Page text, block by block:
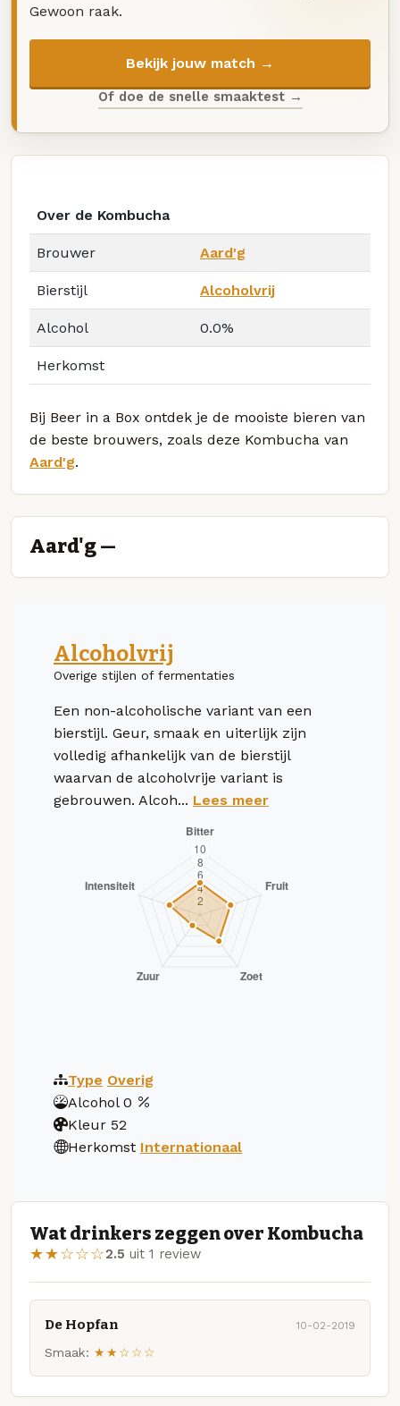
Gewoon raak.
Bekijk jouw match →
Of doe de snelle smaaktest →
Over de Kombucha
Brouwer Aard'g
Bierstijl Alcoholvrij
Alcohol 0.0%
Herkomst
Bij Beer in a Box ontdek je de mooiste bieren van
de beste brouwers, zoals deze Kombucha van
Aard'g.
Aard'g —
Alcoholvrij
Overige stijlen of fermentaties
Een non-alcoholische variant van een
bierstijl. Geur, smaak en uiterlijk zijn
volledig afhankelijk van de bierstijl
waarvan de alcoholvrije variant is
gebrouwen. Alcoh... Lees meer
Type Overig
Alcohol 0
Kleur 52
Herkomst Internationaal
Wat drinkers zeggen over Kombucha
★★☆☆☆2.5 uit 1 review
De Hopfan 10-02-2019
Smaak: ★★☆☆☆